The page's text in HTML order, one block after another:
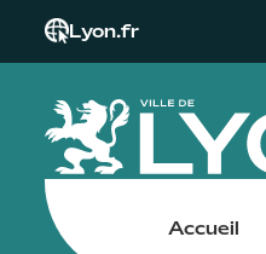
Lyon.fr
Accueil